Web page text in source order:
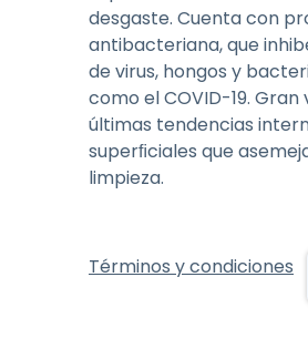
desgaste. Cuenta con
antibacteriana, que
de virus, hongos y
como el COVID-19.
últimas tendencias
superﬁciales que
limpieza.
Términos y condiciones